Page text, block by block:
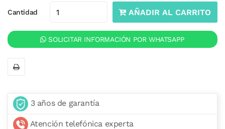
Cantidad AÑADIR AL CARRITO
SOLICITAR INFORMACIÓN POR WHATSAPP
3 años de garantía
Atención telefónica experta